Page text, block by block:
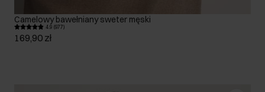
Camelowy bawełniany sweter męski
4.9 (977)
169,90 zł